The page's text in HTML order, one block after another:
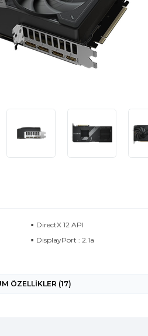
DirectX 12 API
DisplayPort : 2.1a
ÖZELLİKLER (17)